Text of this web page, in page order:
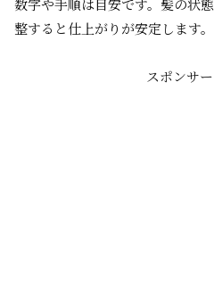
数字や手順は目安です。髪の状
整すると仕上がりが安定します。
スポンサ